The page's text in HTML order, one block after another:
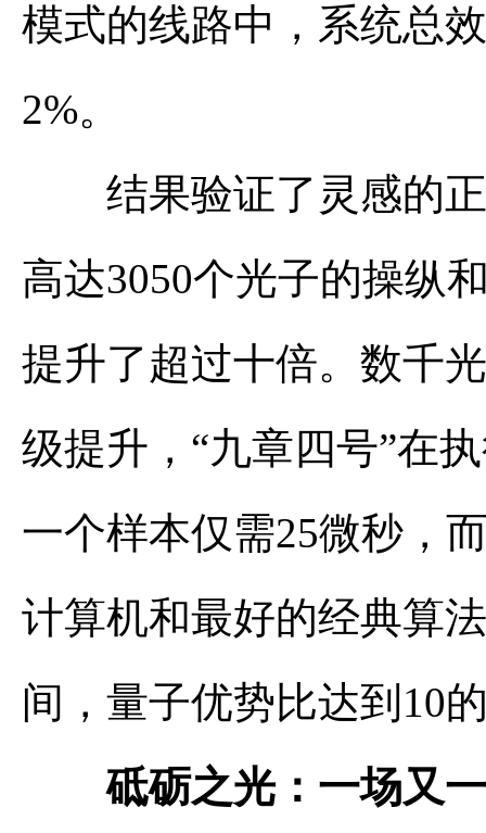
模式的线路中，系统总
2%。
结果验证了灵感的正
高达3050个光子的操纵
提升了超过十倍。数千
级提升，“九章四号”在
一个样本仅需25微秒，
计算机和最好的经典算
间，量子优势比达到10
砥砺之光：一场又一